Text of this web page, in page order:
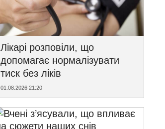
Лікарі розповіли, що
допомагає нормалізувати
тиск без ліків
01.08.2026 21:20